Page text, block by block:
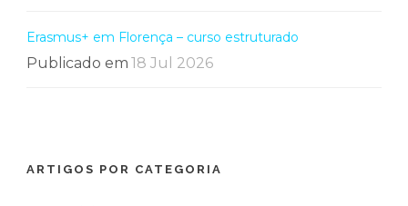
Erasmus+ em Florença – curso estruturado
Publicado em 18 Jul 2026
ARTIGOS POR CATEGORIA